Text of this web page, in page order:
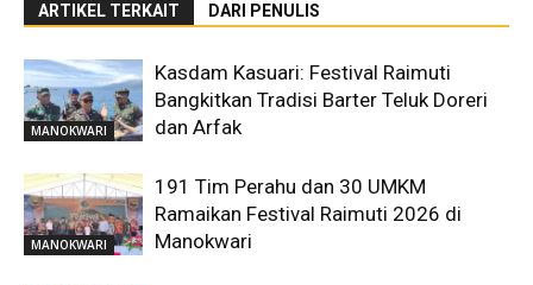
ARTIKEL TERKAIT DARI PENULIS
MANOKWARI
Kasdam Kasuari: Festival Raimuti
Bangkitkan Tradisi Barter Teluk Doreri
dan Arfak
MANOKWARI
191 Tim Perahu dan 30 UMKM
Ramaikan Festival Raimuti 2026 di
Manokwari